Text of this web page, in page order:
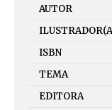
AUTOR
ISBN
TEMA
EDITORA